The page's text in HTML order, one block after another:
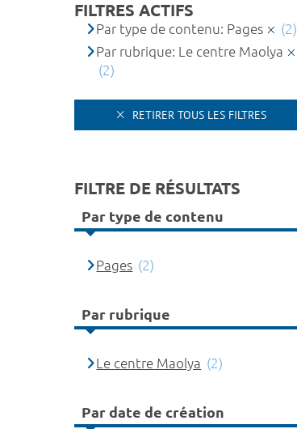
FILTRES ACTIFS
Par type de contenu: Pages
(2)
Par rubrique: Le centre Maolya
(2)
RETIRER TOUS LES FILTRES
FILTRE DE RÉSULTATS
Par type de contenu
Pages (2)
Par rubrique
Le centre Maolya (2)
Par date de création